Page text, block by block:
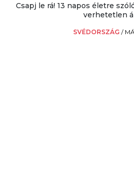
Csapj le rá! 13 napos életre
verhetetlen
SVÉDORSZÁG /